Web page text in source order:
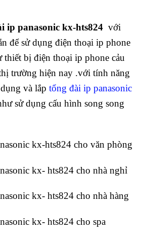
ip panasonic kx-hts824 với
để sử dụng điện thoại ip phone
thiết bị điện thoại ip phone cảu
trường hiện nay .với tính năng
và lắp tổng đài ip panasonic
sử dụng cấu hình song song
kx-hts824 cho văn phòng
kx- hts824 cho nhà nghỉ
kx- hts824 cho nhà hàng
kx- hts824 cho spa